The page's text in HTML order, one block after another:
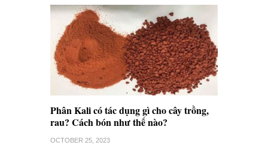
Phân Kali có tác dụng gì cho cây trồng,
rau? Cách bón như thế nào?
OCTOBER 25, 2023